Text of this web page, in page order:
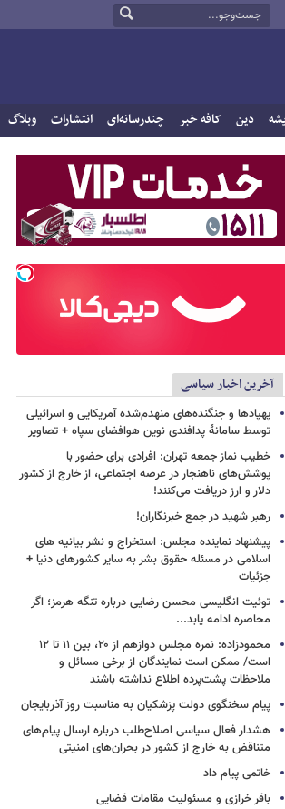
دین کافه خبر چندرسانه‌ای انتشارات وبلاگ
آخرین اخبار سیاسی
پهپادها و جنگنده‌های منهدم‌شده آمریکایی و اسرائیلی
توسط سامانۀ پدافندی نوین هوافضای سپاه + تصاویر
خطیب نماز جمعه تهران: افرادی برای حضور با
پوشش‌های ناهنجار در عرصه اجتماعی، از خارج از کشور
دلار و ارز دریافت می‌کنند!
رهبر شهید در جمع خبرنگاران!
پیشنهاد نماینده مجلس: استخراج و نشر بیانیه های
اسلامی در مسئله حقوق بشر به سایر کشورهای دنیا +
جزئیات
توئیت انگلیسی محسن رضایی درباره تنگه هرمز؛ اگر
محاصره ادامه یابد...
محمودزاده: نمره مجلس دوازهم از ۲۰، بین ۱۱ تا ۱۲
است/ ممکن است نمایندگان از برخی مسائل و
ملاحظات پشت‌پرده اطلاع نداشته باشند
پیام سخنگوی دولت پزشکیان به مناسبت روز آذربایجان
هشدار فعال سیاسی اصلاح‌طلب درباره ارسال پیام‌های
متناقض به خارج از کشور در بحران‌های امنیتی
خاتمی پیام داد
باقر خرازی و مسئولیت مقامات قضایی